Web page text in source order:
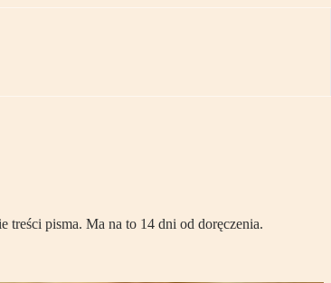
treści pisma. Ma na to 14 dni od doręczenia.